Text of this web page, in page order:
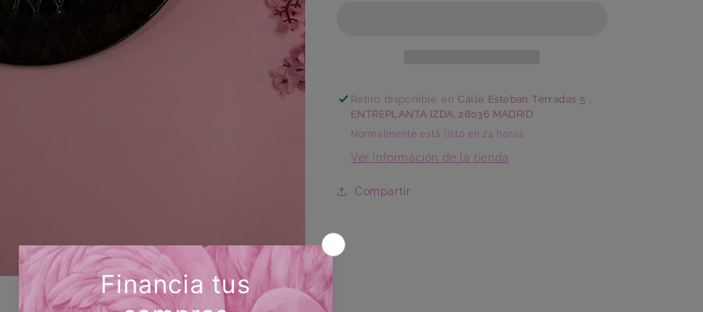
Retiro disponible enCalle Esteban Terradas 5 ,
ENTREPLANTA IZDA. 28036 MADRID
Normalmente está listo en 24 horas
Ver información de la tienda
Compartir